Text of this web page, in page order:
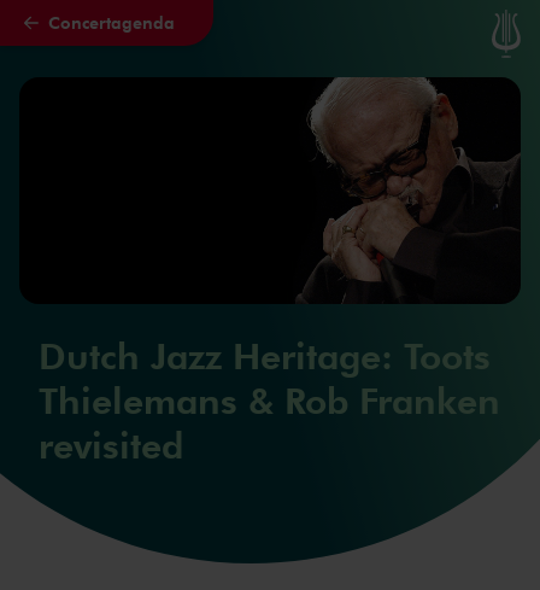
Naar hoofdcontent
Concertagenda
Dutch Jazz Heritage: Toots
Thielemans & Rob Franken
revisited